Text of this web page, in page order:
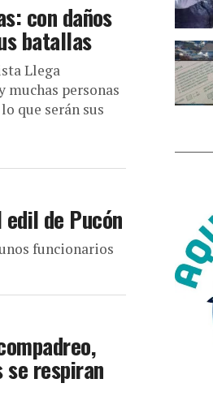
con daños
batallas
Llega
muchas personas
que serán sus
de Pucón
funcionarios
se respiran